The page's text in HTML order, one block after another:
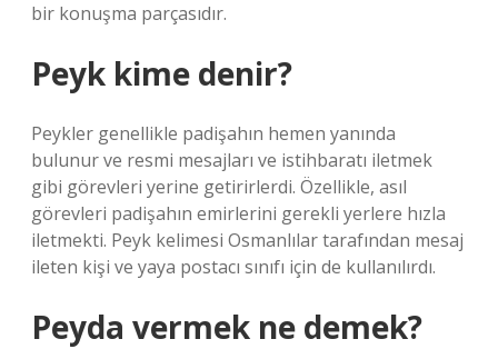
bir konuşma parçasıdır.
Peyk kime denir?
Peykler genellikle padişahın hemen yanında
bulunur ve resmi mesajları ve istihbaratı iletmek
gibi görevleri yerine getirirlerdi. Özellikle, asıl
görevleri padişahın emirlerini gerekli yerlere hızla
iletmekti. Peyk kelimesi Osmanlılar tarafından mesaj
ileten kişi ve yaya postacı sınıfı için de kullanılırdı.
Peyda vermek ne demek?